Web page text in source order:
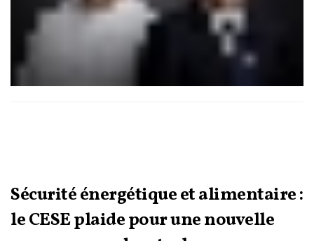
Sécurité énergétique et alimentaire :
le CESE plaide pour une nouvelle